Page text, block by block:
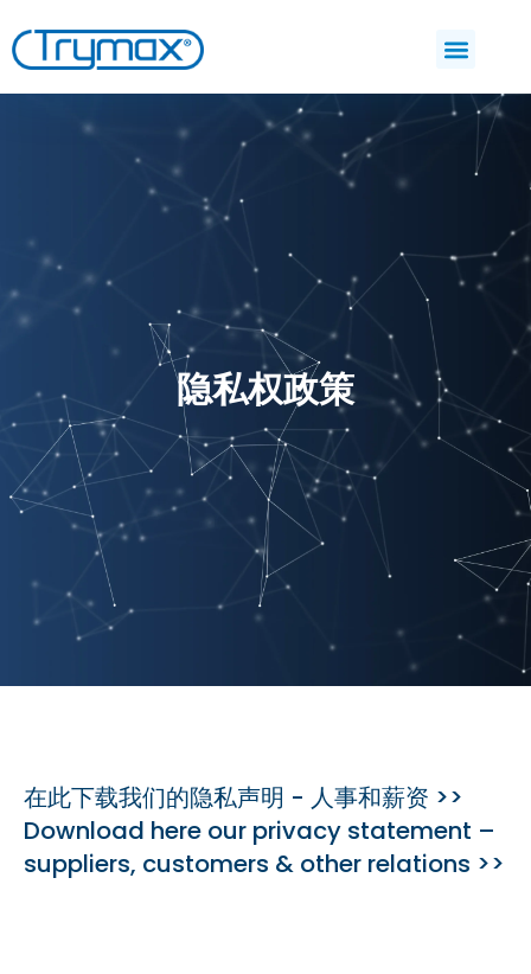
隐私权政策
在此下载我们的隐私声明 - 人事和薪资 >>
Download here our privacy statement –
suppliers, customers & other relations >>